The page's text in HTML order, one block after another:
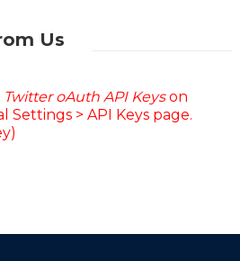
Us
Twitter oAuth API Keyson
Settings > API Keys page.